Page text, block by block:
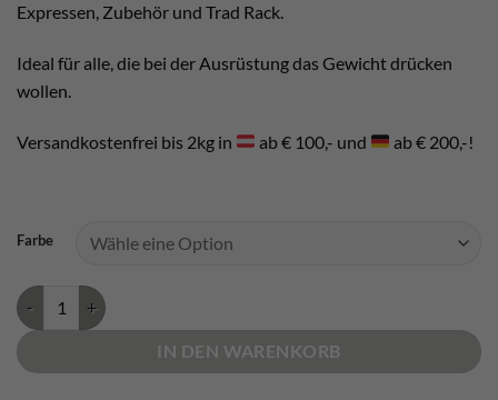
Expressen, Zubehör und Trad Rack.
Ideal für alle, die bei der Ausrüstung das Gewicht drücken
wollen.
Versandkostenfrei bis 2kg in ab € 100,- und ab € 200,-!
Farbe
Camp Nano 22 Menge
IN DEN WARENKORB